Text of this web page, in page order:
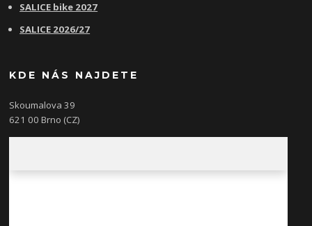
SALICE bike 2027
SALICE 2026/27
KDE NÁS NAJDETE
Skoumalova 39
621 00 Brno (CZ)